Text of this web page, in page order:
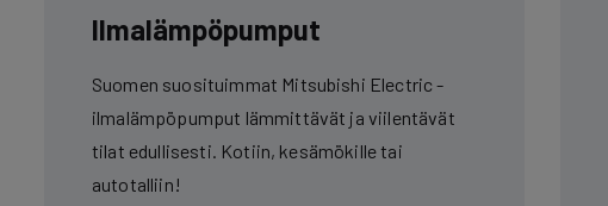
Ilmalämpöpumput
Suomen suosituimmat Mitsubishi Electric -
ilmalämpöpumput lämmittävät ja viilentävät
tilat edullisesti. Kotiin, kesämökille tai
autotalliin!